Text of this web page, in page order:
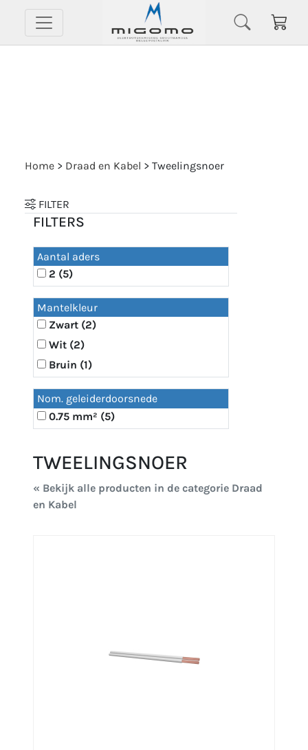
Home > Draad en Kabel > Tweelingsnoer
FILTER
FILTERS
Aantal aders
2 (5)
Mantelkleur
Zwart (2)
Wit (2)
Bruin (1)
Nom. geleiderdoorsnede
0.75 mm² (5)
TWEELINGSNOER
« Bekijk alle producten in de categorie Draad
en Kabel